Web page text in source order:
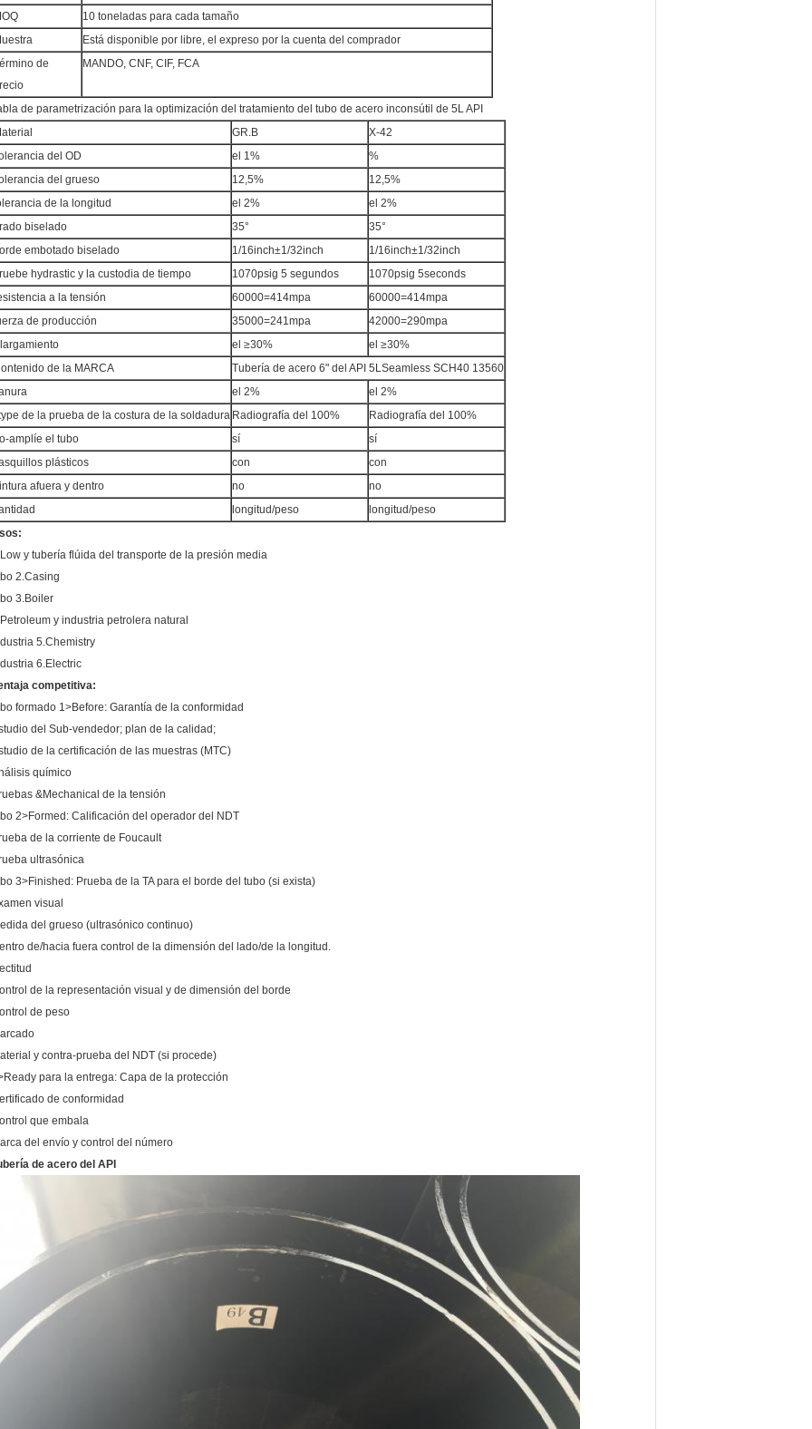
10 toneladas para cada tamaño
Está disponible por libre, el expreso por la cuenta del comprador
de
MANDO, CNF, CIF, FCA
de parametrización para la optimización del tratamiento del tubo de acero inconsútil de 5L API
GR.B
X-42
del OD
el 1%
%
del grueso
12,5%
12,5%
de la longitud
el 2%
el 2%
biselado
35°
35°
embotado biselado
1/16inch±1/32inch
1/16inch±1/32inch
hydrastic y la custodia de tiempo
1070psig 5 segundos
1070psig 5seconds
a la tensión
60000=414mpa
60000=414mpa
de producción
35000=241mpa
42000=290mpa
el ≥30%
el ≥30%
de la MARCA
Tubería de acero 6" del API 5LSeamless SCH40 13560
el 2%
el 2%
de la prueba de la costura de la soldadura Radiografía del 100%
Radiografía del 100%
amplíe el tubo
sí
sí
plásticos
con
con
afuera y dentro
no
no
longitud/peso
longitud/peso
y tubería flúida del transporte de la presión media
2.Casing
3.Boiler
y industria petrolera natural
5.Chemistry
6.Electric
competitiva:
formado 1>Before: Garantía de la conformidad
del Sub-vendedor; plan de la calidad;
de la certificación de las muestras (MTC)
químico
&Mechanical de la tensión
2>Formed: Calificación del operador del NDT
de la corriente de Foucault
ultrasónica
3>Finished: Prueba de la TA para el borde del tubo (si exista)
visual
del grueso (ultrasónico continuo)
de/hacia fuera control de la dimensión del lado/de la longitud.
de la representación visual y de dimensión del borde
de peso
y contra-prueba del NDT (si procede)
para la entrega: Capa de la protección
de conformidad
que embala
del envío y control del número
de acero del API